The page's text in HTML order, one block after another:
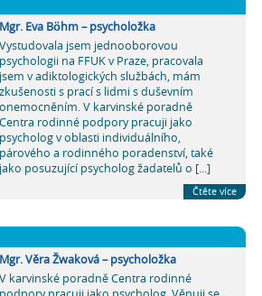
Mgr. Eva Böhm – psycholožka
Vystudovala jsem jednooborovou
psychologii na FFUK v Praze, pracovala
jsem v adiktologických službách, mám
zkušenosti s prací s lidmi s duševním
onemocněním. V karvinské poradně
Centra rodinné podpory pracuji jako
psycholog v oblasti individuálního,
párového a rodinného poradenství, také
jako posuzující psycholog žadatelů o [...]
Čtěte více
Mgr. Věra Žwaková – psycholožka
V karvinské poradně Centra rodinné